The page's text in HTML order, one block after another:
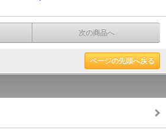
次の商品へ
ページの先頭へ戻る